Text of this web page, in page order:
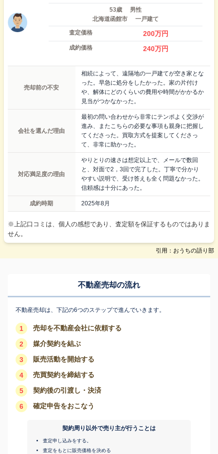
53歳
男性
北海道函館市
一戸建て
査定価格
200万円
成約価格 240万円
売却前の不安
相続によって、遠隔地の一戸建てが空き家とな
った。早急に処分をしたかった。家の片付け
や、解体にどのくらいの費用や時間がかかるか
見当がつかなかった。
会社を選んだ理由
最初の問い合わせから非常にテンポよく交渉が
進み、またこちらの必要な事項も親身に把握し
てくださった。買取方式を提案してくださっ
て、非常に助かった。
対応満足度の理由
やりとりの速さは想定以上で、メールで数回
と、対面で2，3回で完了した。丁寧で分かり
やすい説明で、受け答えも全く問題なかった。
信頼感は十分にあった。
成約時期 2025年8月
※上記口コミは、個人の感想であり、査定額を保証するものではありま
せん。
引用：おうちの語り部
不動産売却の流れ
不動産売却は、下記の6つのステップで進んでいきます。
1 売却を不動産会社に依頼する
2 媒介契約を結ぶ
3 販売活動を開始する
4 売買契約を締結する
5 契約後の引渡し・決済
6 確定申告をおこなう
契約周り以外で売り主が行うことは
査定申し込みをする。
査定をもとに販売価格を決める